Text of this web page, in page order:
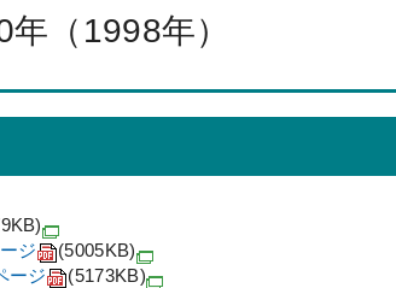
（1998年）
ジ
(5005KB)
ージ
(5173KB)